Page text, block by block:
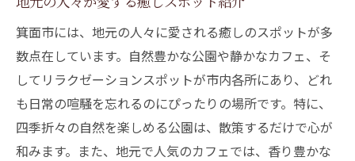
箕面市には、地元の人々に愛される癒しのスポットが多
数点在しています。自然豊かな公園や静かなカフェ、そ
してリラクゼーションスポットが市内各所にあり、どれ
も日常の喧騒を忘れるのにぴったりの場所です。特に、
四季折々の自然を楽しめる公園は、散策するだけで心が
和みます。また、地元で人気のカフェでは、香り豊かな